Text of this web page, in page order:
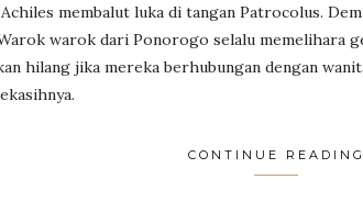
membalut luka di tangan Patrocolus.
warok dari Ponorogo selalu memelihara
hilang jika mereka berhubungan dengan
CONTINUE READING